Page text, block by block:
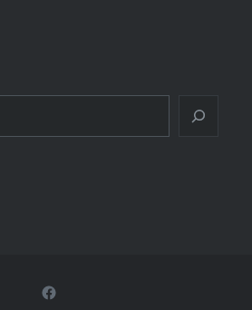
Facebook